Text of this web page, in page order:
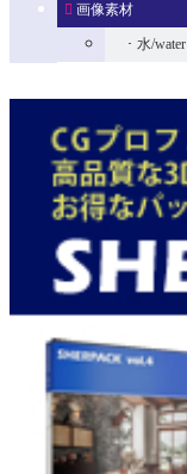
画像素材
水/water